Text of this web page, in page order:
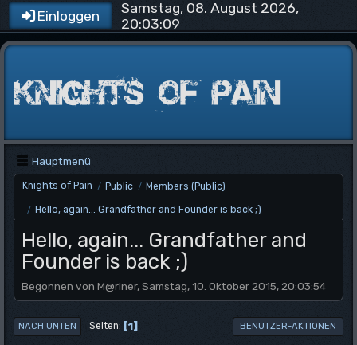
Einloggen
Samstag, 08. August 2026,
20:03:09
Hauptmenü
Knights of Pain / Public / Members (Public)
/ Hello, again... Grandfather and Founder is back ;)
Hello, again... Grandfather and
Founder is back ;)
Begonnen von M@riner, Samstag, 10. Oktober 2015, 20:03:54
NACH UNTEN Seiten 1 BENUTZER-AKTIONEN